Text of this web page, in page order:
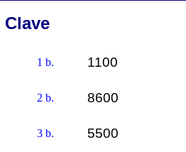
Clave
1 b. 1100
2 b. 8600
3 b. 5500